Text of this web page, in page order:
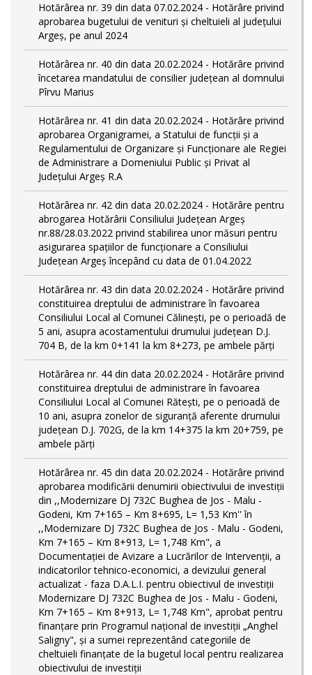
Hotărârea nr. 39 din data 07.02.2024 - Hotărâre privind
aprobarea bugetului de venituri și cheltuieli al județului
Argeș, pe anul 2024
Hotărârea nr. 40 din data 20.02.2024 - Hotărâre privind
încetarea mandatului de consilier județean al domnului
Pîrvu Marius
Hotărârea nr. 41 din data 20.02.2024 - Hotărâre privind
aprobarea Organigramei, a Statului de funcţii și a
Regulamentului de Organizare și Funcționare ale Regiei
de Administrare a Domeniului Public și Privat al
Județului Argeș R.A
Hotărârea nr. 42 din data 20.02.2024 - Hotărâre pentru
abrogarea Hotărârii Consiliului Județean Argeș
nr.88/28.03.2022 privind stabilirea unor măsuri pentru
asigurarea spațiilor de funcționare a Consiliului
Județean Argeș începând cu data de 01.04.2022
Hotărârea nr. 43 din data 20.02.2024 - Hotărâre privind
constituirea dreptului de administrare în favoarea
Consiliului Local al Comunei Călinești, pe o perioadă de
5 ani, asupra acostamentului drumului județean D.J.
704 B, de la km 0+141 la km 8+273, pe ambele părți
Hotărârea nr. 44 din data 20.02.2024 - Hotărâre privind
constituirea dreptului de administrare în favoarea
Consiliului Local al Comunei Rătești, pe o perioadă de
10 ani, asupra zonelor de siguranță aferente drumului
județean D.J. 702G, de la km 14+375 la km 20+759, pe
ambele părți
Hotărârea nr. 45 din data 20.02.2024 - Hotărâre privind
aprobarea modificării denumirii obiectivului de investiții
din ,,Modernizare DJ 732C Bughea de Jos - Malu -
Godeni, Km 7+165 – Km 8+695, L= 1,53 Km'' în
,,Modernizare DJ 732C Bughea de Jos - Malu - Godeni,
Km 7+165 – Km 8+913, L= 1,748 Km", a
Documentației de Avizare a Lucrărilor de Intervenții, a
indicatorilor tehnico-economici, a devizului general
actualizat - faza D.A.L.I. pentru obiectivul de investiţii
Modernizare DJ 732C Bughea de Jos - Malu - Godeni,
Km 7+165 – Km 8+913, L= 1,748 Km", aprobat pentru
finanțare prin Programul național de investiții „Anghel
Saligny", și a sumei reprezentând categoriile de
cheltuieli finanțate de la bugetul local pentru realizarea
obiectivului de investiții